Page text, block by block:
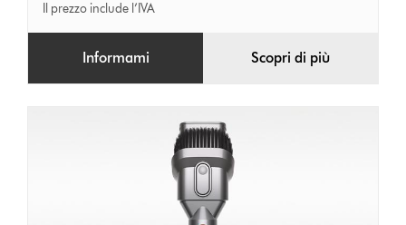
Il prezzo include l’IVA
Informami Scopri di più